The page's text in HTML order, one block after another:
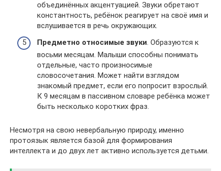
объединённых акцентуацией. Звуки обретают
константность, ребёнок реагирует на своё имя и
вслушивается в речь окружающих.
Предметно относимые звуки . Образуются к
восьми месяцам. Малыши способны понимать
отдельные, часто произносимые
словосочетания. Может найти взглядом
знакомый предмет, если его попросит взрослый.
К 9 месяцам в пассивном словаре ребёнка может
быть несколько коротких фраз.
Несмотря на свою невербальную природу, именно
протоязык является базой для формирования
интеллекта и до двух лет активно используется детьми.